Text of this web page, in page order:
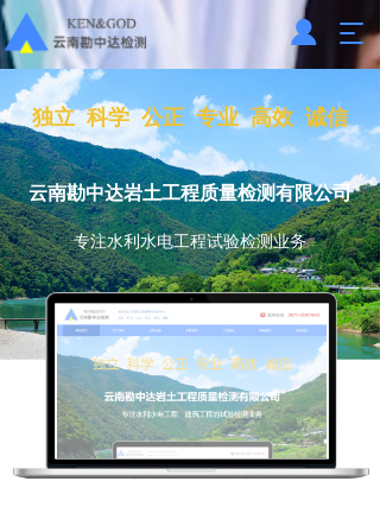
T
g
l
e
n
a
v
i
g
a
t
i
o
云南勘中达岩土工程质量检测有限公司
专注水利水电工程试验检测业务
独立  科学  公正  专业  高效  诚信